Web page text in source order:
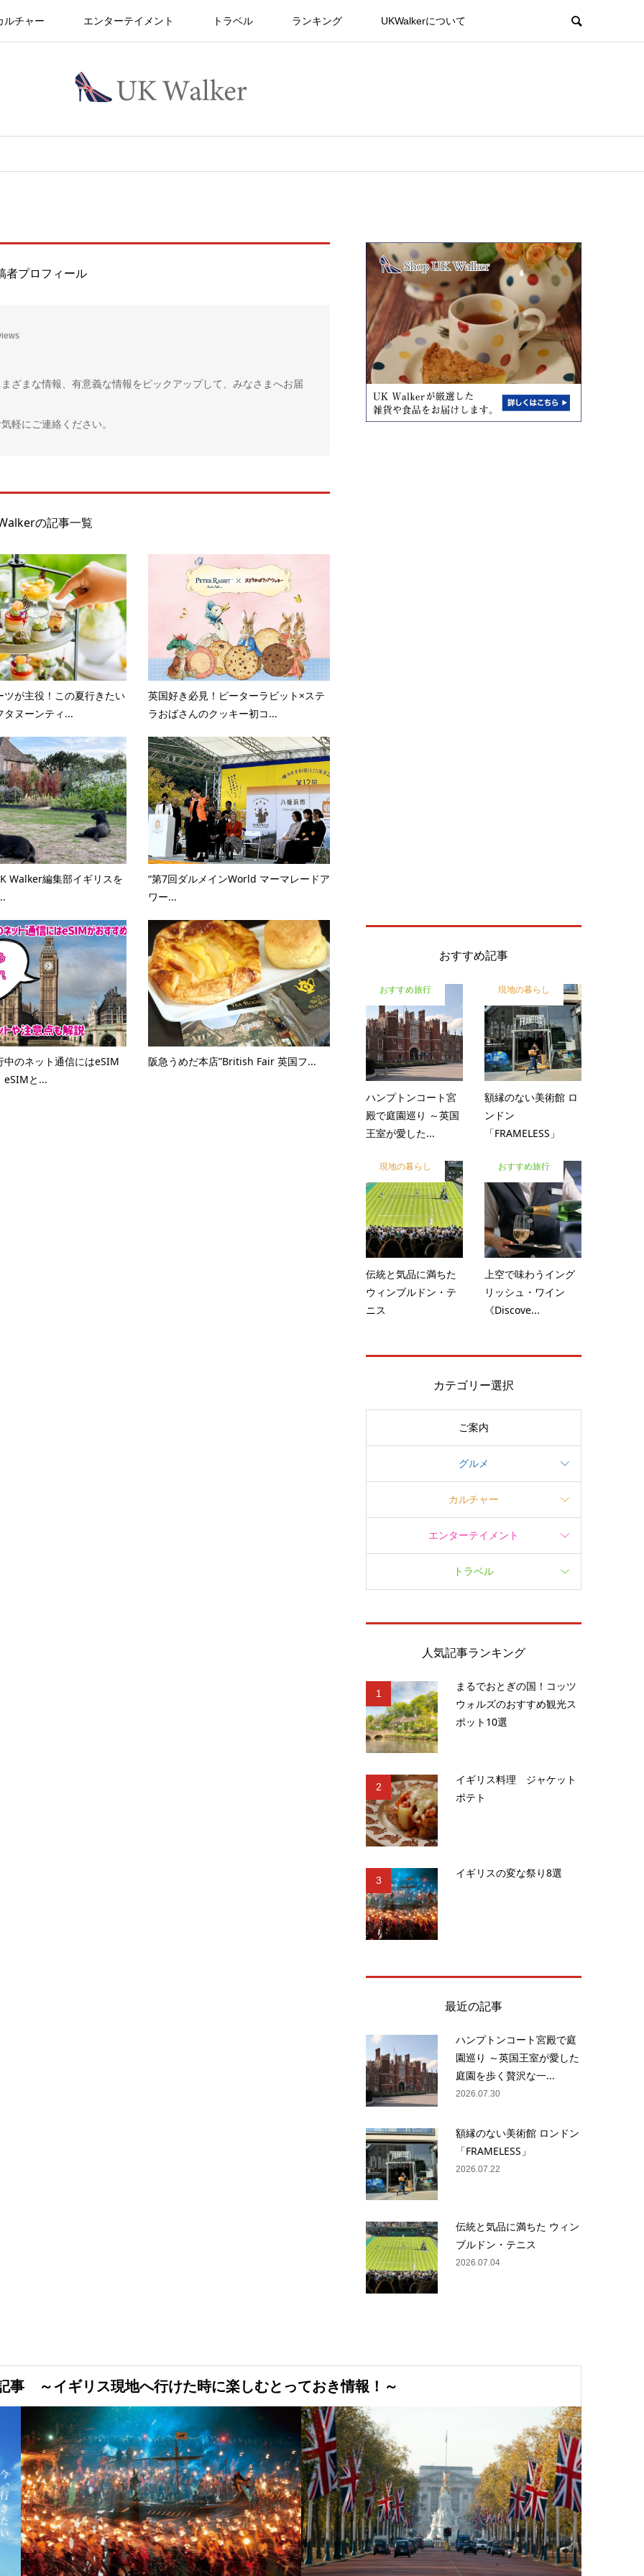
ルチャー エンターテイメント トラベル ランキング UKWalkerについて
者プロフィール
ざまな情報、有意義な情報をピックアップして、みなさまへお届
軽にご連絡ください。
の記事一覧
ツが主役！この夏行きたい
タヌーンティ...
英国好き必見！ピーターラビット×ステ
ラおばさんのクッキー初コ...
Walker編集部イギリスを
“第7回ダルメインWorld マーマレードア
ワー...
中のネット通信にはeSIM
eSIMと...
阪急うめだ本店”British Fair 英国フ...
おすすめ記事
おすすめ旅行
ハンプトンコート宮
殿で庭園巡り ～英国
王室が愛した...
現地の暮らし
額縁のない美術館 ロ
ンドン
「FRAMELESS」
現地の暮らし
伝統と気品に満ちた
ウィンブルドン・テ
ニス
おすすめ旅行
上空で味わうイング
リッシュ・ワイン
《Discove...
カテゴリー選択
ご案内
グルメ
カルチャー
エンターテイメント
トラベル
人気記事ランキング
1
まるでおとぎの国！コッツ
ウォルズのおすすめ観光ス
ポット10選
2
イギリス料理 ジャケット
ポテト
3
イギリスの変な祭り8選
最近の記事
ハンプトンコート宮殿で庭
園巡り ～英国王室が愛した
庭園を歩く贅沢な一...
2026.07.30
額縁のない美術館 ロンドン
「FRAMELESS」
2026.07.22
伝統と気品に満ちた ウィン
ブルドン・テニス
2026.07.04
事 ～イギリス現地へ行けた時に楽しむとっておき情報！～